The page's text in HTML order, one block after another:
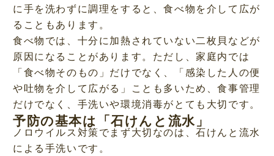
に手を洗わずに調理をすると、食べ物を介して広が
ることもあります。
食べ物では、十分に加熱されていない二枚貝などが
原因になることがあります。ただし、家庭内では
「食べ物そのもの」だけでなく、「感染した人の便
や吐物を介して広がる」ことも多いため、食事管理
だけでなく、手洗いや環境消毒がとても大切です。
予防の基本は「石けんと流水」
ノロウイルス対策でまず大切なのは、石けんと流水
による手洗いです。